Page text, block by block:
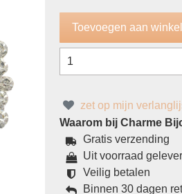
zet op mijn
Waarom bij Charme
Gratis verzending
Uit voorraad
Veilig betalen
Binnen 30 dagen